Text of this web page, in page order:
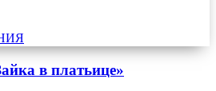
в платьице»